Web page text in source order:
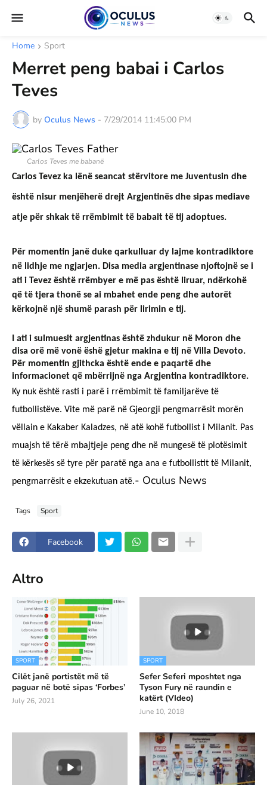
Home Sport
Merret peng babai i Carlos
Teves
by Oculus News - 7/29/2014 11:45:00 PM
Carlos Teves me babanë
Carlos Tevez ka lënë seancat stërvitore me Juventusin dhe
është nisur menjëherë drejt Argjentinës dhe sipas mediave
atje për shkak të rrëmbimit të babait të tij adoptues.
Për momentin janë duke qarkulluar dy lajme kontradiktore
në lidhje me ngjarjen. Disa media argjentinase njoftojnë se i
ati i Tevez është rrëmbyer e më pas është liruar, ndërkohë
që të tjera thonë se ai mbahet ende peng dhe autorët
kërkojnë një shumë parash për lirimin e tij.
I ati i sulmuesit argjentinas është zhdukur në Moron dhe
disa orë më vonë ëshë gjetur makina e tij në Villa Devoto.
Për momentin gjithcka është ende e paqartë dhe
informacionet që mbërrijnë nga Argjentina kontradiktore.
Ky nuk është rasti i parë i rrëmbimit të familjarëve të
futbollistëve. Vite më parë në Gjeorgji pengmarrësit morën
vëllain e Kakaber Kaladzes, në atë kohë futbollist i Milanit. Pas
muajsh të tërë mbajtjeje peng dhe në mungesë të plotësimit
të kërkesës së tyre për paratë nga ana e futbollistit të Milanit,
pengmarrësit e ekzekutuan atë.- Oculus News
Tags Sport
Facebook
Altro
SPORT
Cilët janë portistët më të
paguar në botë sipas ‘Forbes’
July 26, 2021
SPORT
Sefer Seferi mposhtet nga
Tyson Fury në raundin e
katërt (VIdeo)
June 10, 2018